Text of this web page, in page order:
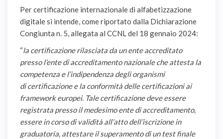
Per certificazione internazionale di alfabetizzazione
digitale si intende, come riportato dalla Dichiarazione
Congiunta n. 5, allegata al CCNL del 18 gennaio 2024:
“la certificazione rilasciata da un enteaccreditato
presso l’ente di accreditamento nazionale che attesta la
competenza e l’indipendenza degli organismi
dicertificazione e la conformità delle certificazioni ai
framework europei. Tale certificazione deve essere
registrata presso il medesimo ente di accreditamento,
essere in corso di validità all’atto dell’iscrizione in
graduatoria, attestareil superamento di un test finale